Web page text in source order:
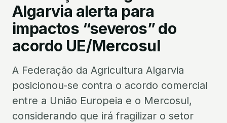
Algarvia alerta para
impactos “severos” do
acordo UE/Mercosul
A Federação da Agricultura Algarvia
posicionou-se contra o acordo comercial
entre a União Europeia e o Mercosul,
considerando que irá fragilizar o setor